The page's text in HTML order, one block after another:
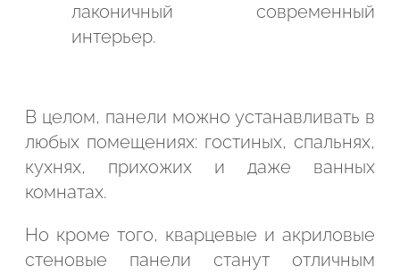
лаконичный современный
интерьер.
В целом, панели можно устанавливать в
любых помещениях: гостиных, спальнях,
кухнях, прихожих и даже ванных
комнатах.
Но кроме того, кварцевые и акриловые
стеновые панели станут отличным